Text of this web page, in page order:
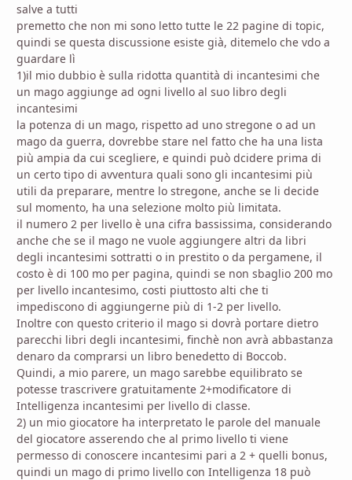
salve a tutti
premetto che non mi sono letto tutte le 22 pagine di topic,
quindi se questa discussione esiste già, ditemelo che vdo a
guardare lì
1)il mio dubbio è sulla ridotta quantità di incantesimi che
un mago aggiunge ad ogni livello al suo libro degli
incantesimi
la potenza di un mago, rispetto ad uno stregone o ad un
mago da guerra, dovrebbe stare nel fatto che ha una lista
più ampia da cui scegliere, e quindi può dcidere prima di
un certo tipo di avventura quali sono gli incantesimi più
utili da preparare, mentre lo stregone, anche se li decide
sul momento, ha una selezione molto più limitata.
il numero 2 per livello è una cifra bassissima, considerando
anche che se il mago ne vuole aggiungere altri da libri
degli incantesimi sottratti o in prestito o da pergamene, il
costo è di 100 mo per pagina, quindi se non sbaglio 200 mo
per livello incantesimo, costi piuttosto alti che ti
impediscono di aggiungerne più di 1-2 per livello.
Inoltre con questo criterio il mago si dovrà portare dietro
parecchi libri degli incantesimi, finchè non avrà abbastanza
denaro da comprarsi un libro benedetto di Boccob.
Quindi, a mio parere, un mago sarebbe equilibrato se
potesse trascrivere gratuitamente 2+modificatore di
Intelligenza incantesimi per livello di classe.
2) un mio giocatore ha interpretato le parole del manuale
del giocatore asserendo che al primo livello ti viene
permesso di conoscere incantesimi pari a 2 + quelli bonus,
quindi un mago di primo livello con Intelligenza 18 può